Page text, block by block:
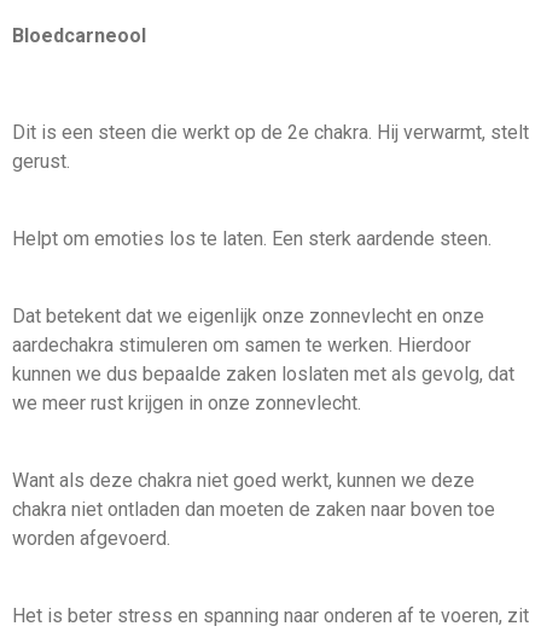
Bloedcarneool
Dit is een steen die werkt op de 2e chakra. Hij verwarmt, stelt
gerust.
Helpt om emoties los te laten. Een sterk aardende steen.
Dat betekent dat we eigenlijk onze zonnevlecht en onze
aardechakra stimuleren om samen te werken. Hierdoor
kunnen we dus bepaalde zaken loslaten met als gevolg, dat
we meer rust krijgen in onze zonnevlecht.
Want als deze chakra niet goed werkt, kunnen we deze
chakra niet ontladen dan moeten de zaken naar boven toe
worden afgevoerd.
Het is beter stress en spanning naar onderen af te voeren, zit